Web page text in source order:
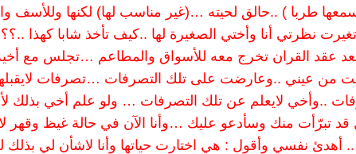
طربا ) ..حالق لحيته …(غير مناسب لها) لكنها وللأسف
نظرتي أنا وأختي الصغيرة لها ..كيف تأخذ شابا كهذا
عقد القران تخرج معه للأسواق والمطاعم …تجلس مع
من عيني ..وعارضت على تلك التصرفات …تصرفات
..وأخي لايعلم عن تلك التصرفات … ولو علم أخي بذلك
تبرّأت منك وسأدعو عليك …وأنا الآن في حالة غيظ وقهر لا
أهدئ نفسي وأقول : هي اختارت حياتها وأنا لاشأن لي بذلك